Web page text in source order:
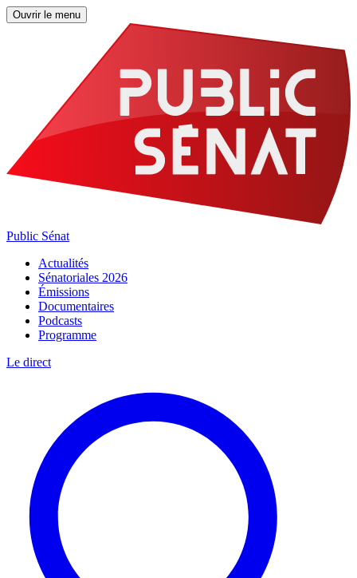
Ouvrir le menu
Public Sénat
Actualités
Sénatoriales 2026
Émissions
Documentaires
Podcasts
Programme
Le direct